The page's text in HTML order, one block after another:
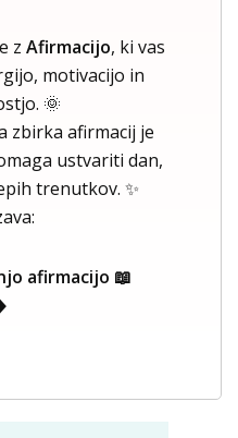
z Afirmacijo, ki vas
motivacijo in
🌞
zbirka afirmacij je
ustvariti dan,
trenutkov. ✨
afirmacijo 📖